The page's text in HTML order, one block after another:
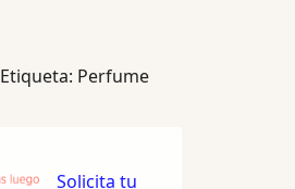
Etiqueta: Perfume
Solicita tu